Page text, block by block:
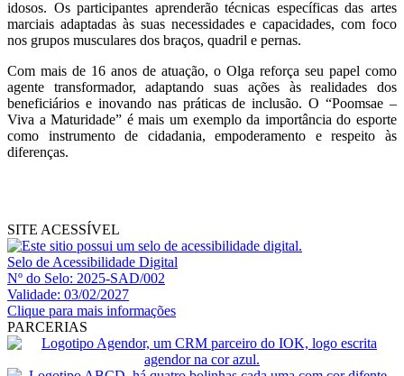
idosos. Os participantes aprenderão técnicas específicas das artes
marciais adaptadas às suas necessidades e capacidades, com foco
nos grupos musculares dos braços, quadril e pernas.
Com mais de 16 anos de atuação, o Olga reforça seu papel como
agente transformador, adaptando suas ações às realidades dos
beneficiários e inovando nas práticas de inclusão. O “Poomsae –
Viva a Maturidade” é mais um exemplo da importância do esporte
como instrumento de cidadania, empoderamento e respeito às
diferenças.
SITE ACESSÍVEL
Selo de Acessibilidade Digital
Nº do Selo: 2025-SAD/002
Validade: 03/02/2027
Clique para mais informações
PARCERIAS